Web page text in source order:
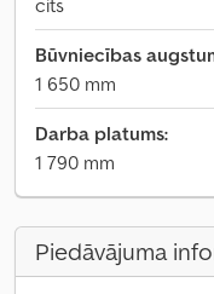
cits
Būvniecības
1 650 mm
Darba platums:
1 790 mm
Piedāvājuma